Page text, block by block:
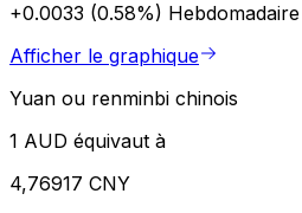
+0.0033 (0.58%) Hebdomadaire
Afficher le graphique
Yuan ou renminbi chinois
1 AUD équivaut à
4,76917 CNY